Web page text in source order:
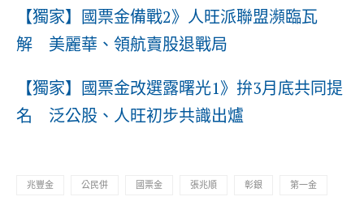
【獨家】國票金備戰2》人旺派聯盟瀕臨瓦
解 美麗華、領航賣股退戰局
【獨家】國票金改選露曙光1》拚3月底共同提
名 泛公股、人旺初步共識出爐
兆豐金 公民併 國票金 張兆順 彰銀 第一金